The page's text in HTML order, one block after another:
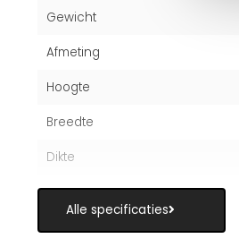
Gewicht
Afmeting
Hoogte
Breedte
Dikte
Alle specificaties